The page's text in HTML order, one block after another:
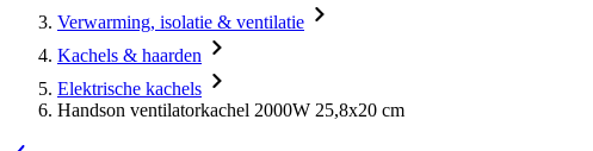
Verwarming, isolatie & ventilatie
Kachels & haarden
Elektrische kachels
Handson ventilatorkachel 2000W 25,8x20 cm